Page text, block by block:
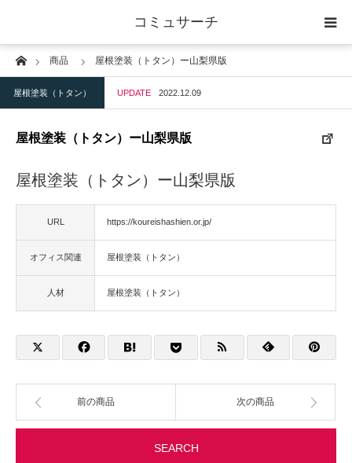
コミュサーチ
Home商品 屋根塗装（トタン）ー山梨県版
屋根塗装（トタン） UPDATE 2022.12.09
屋根塗装（トタン）ー山梨県版
屋根塗装（トタン）ー山梨県版
URL https://koureishashien.or.jp/
オフィス関連 屋根塗装（トタン）
人材 屋根塗装（トタン）
前の商品 次の商品
SEARCH
ホーム
士業
店舗・建築
物流・運送